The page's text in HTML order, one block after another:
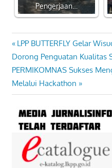
Pengerjaan…
Navigasi
pos
Previous
Post:
LPP BUTTERFLY Gelar
Dorong Penguatan Kualitas
Next
Post:
PERMIKOMNAS Sukses
Melalui Hackathon